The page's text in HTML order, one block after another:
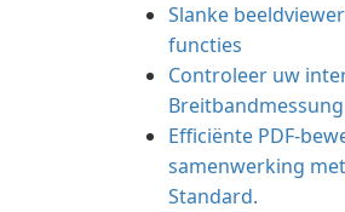
Slanke
functies
Controleer uw
Efficiënte PDF-
samenwerking
Standard.